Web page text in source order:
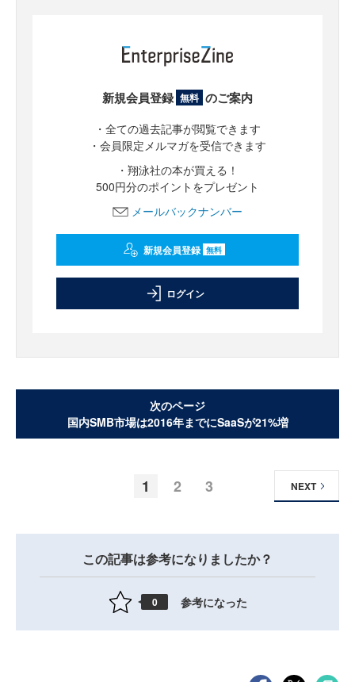
新規会員登録 無料 のご案内
・全ての過去記事が閲覧できます
・会員限定メルマガを受信できます
・翔泳社の本が買える！
500円分のポイントをプレゼント
メールバックナンバー
新規会員登録 無料
ログイン
次のページ
国内SMB市場は2016年までにSaaSが21%増
1 2 3 NEXT
この記事は参考になりましたか？
0 参考になった